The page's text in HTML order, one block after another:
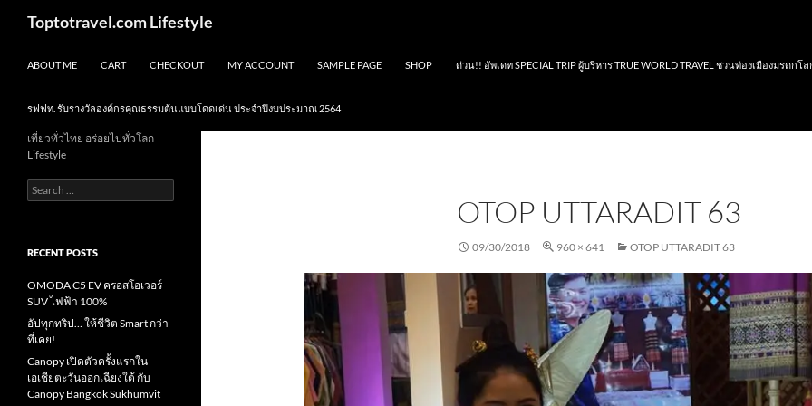
Toptotravel.com Lifestyle
ABOUT ME CART CHECKOUT MY ACCOUNT SAMPLE PAGE SHOP ด่วน!! อัพเดท SPECIAL TRIP ผู้บริหาร TRUE WORLD TRAVEL ชวนท่องเมืองมรดกโล
รฟฟท. รับรางวัลองค์กรคุณธรรมต้นแบบโดดเด่น ประจำปีงบประมาณ 2564
OTOP UTTARADIT 63
09/30/2018 960 × 641 OTOP UTTARADIT 63
เที่ยวทั่วไทย อร่อยไปทั่วโลก
Lifestyle
Search
for:
RECENT POSTS
OMODA C5 EV ครอสโอเวอร์
SUV ไฟฟ้า 100%
อัปทุกทริป… ให้ชีวิต Smart กว่า
ที่เคย!
Canopy เปิดตัวครั้งแรกใน
เอเชียตะวันออกเฉียงใต้ กับ
Canopy Bangkok Sukhumvit